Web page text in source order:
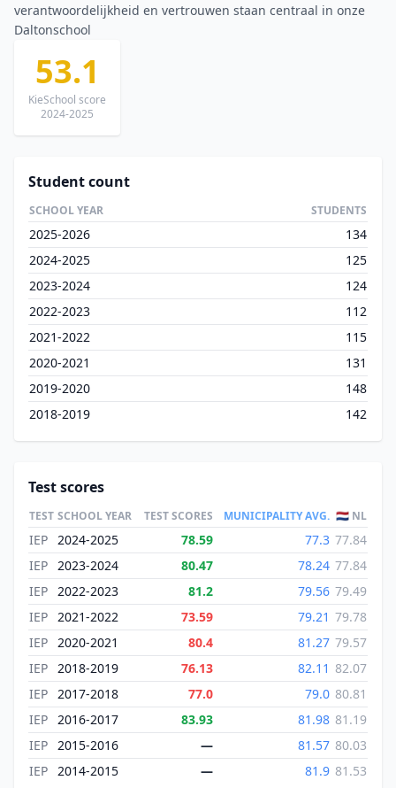
verantwoordelijkheid en vertrouwen staan centraal in onze
Daltonschool
53.1
KieSchool score
2024-2025
Student count
SCHOOL YEAR STUDENTS
2025-2026
134
2024-2025
125
2023-2024
124
2022-2023
112
2021-2022
115
2020-2021
131
2019-2020
148
2018-2019
142
Test scores
TEST SCHOOL YEAR TEST SCORES MUNICIPALITY AVG. 🇳🇱 NL
IEP 2024-2025 78.59 77.3 77.84
IEP
2023-2024 80.47 78.24 77.84
IEP
2022-2023 81.2 79.56 79.49
IEP
2021-2022 73.59 79.21 79.78
IEP
2020-2021 80.4 81.27 79.57
IEP
2018-2019 76.13 82.11 82.07
IEP
2017-2018 77.0 79.0 80.81
IEP
2016-2017 83.93 81.98 81.19
IEP
2015-2016 — 81.57 80.03
IEP
2014-2015 — 81.9 81.53